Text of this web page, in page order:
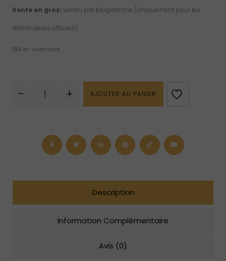
Vente en gros: vendu par kilogramme (Uniquement pour les
distributeurs officiels).
188 en inventaire
-
de
+ AJOUTER AU PANIER
Description
Information Complémentaire
Avis (0)